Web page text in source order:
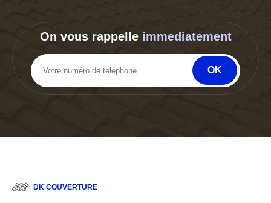
On vous rappelle immediatement
DK COUVERTURE